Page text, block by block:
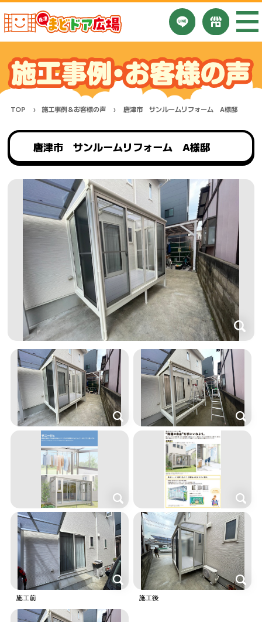
TOP 施工事例＆お客様の声 唐津市 サンルームリフォーム A様邸
唐津市 サンルームリフォーム A様邸
施工前 施工後